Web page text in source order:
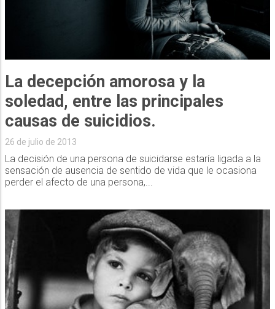
La decepción amorosa y la
soledad, entre las principales
causas de suicidios.
26 de julio de 2013
La decisión de una persona de suicidarse estaría ligada a la
sensación de ausencia de sentido de vida que le ocasiona
perder el afecto de una persona,...